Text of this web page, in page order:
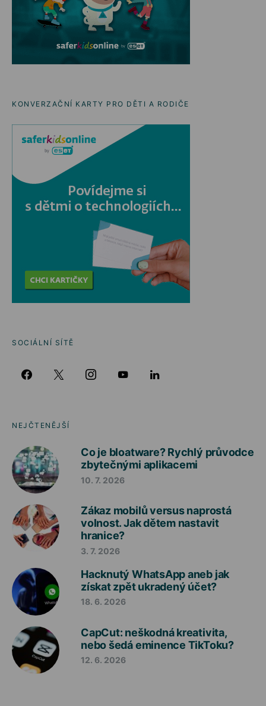
KONVERZAČNÍ KARTY PRO DĚTI A RODIČE
SOCIÁLNÍ SÍTĚ
NEJČTENĚJŠÍ
Co je bloatware? Rychlý průvodce
zbytečnými aplikacemi
10. 7. 2026
Zákaz mobilů versus naprostá
volnost. Jak dětem nastavit
hranice?
3. 7. 2026
Hacknutý WhatsApp aneb jak
získat zpět ukradený účet?
18. 6. 2026
CapCut: neškodná kreativita,
nebo šedá eminence TikToku?
12. 6. 2026